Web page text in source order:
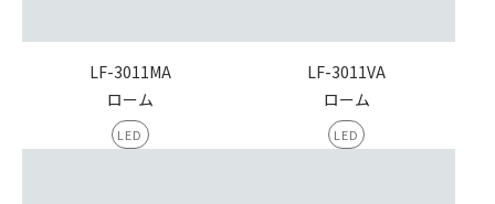
LF-3011MA
ローム
LED
LF-3011VA
ローム
LED